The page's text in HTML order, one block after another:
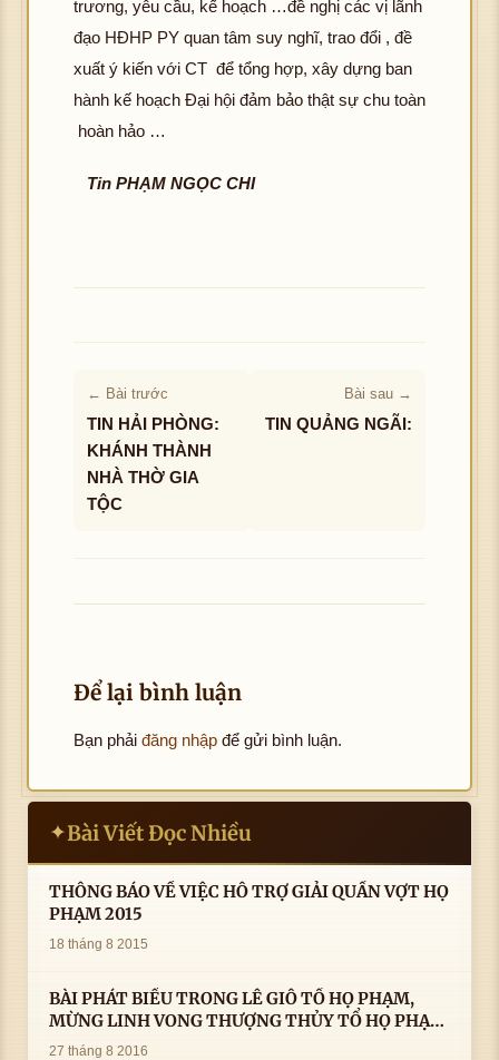
trương, yêu cầu, kế hoạch …đề nghị các vị lãnh
đạo HĐHP PY quan tâm suy nghĩ, trao đổi , đề
xuất ý kiến với CT để tổng hợp, xây dựng ban
hành kế hoạch Đại hội đảm bảo thật sự chu toàn
hoàn hảo …
Tin PHẠM NGỌC CHI
← Bài trước
TIN HẢI PHÒNG:
KHÁNH THÀNH
NHÀ THỜ GIA
TỘC
Bài sau →
TIN QUẢNG NGÃI:
Để lại bình luận
Bạn phải đăng nhập để gửi bình luận.
✦Bài Viết Đọc Nhiều
THÔNG BÁO VỀ VIỆC HỖ TRỢ GIẢI QUẦN VỢT HỌ
PHẠM 2015
18 tháng 8 2015
BÀI PHÁT BIỂU TRONG LÊ GIỖ TỔ HỌ PHẠM,
MỪNG LINH VONG THƯỢNG THỦY TỔ HỌ PHẠM
AN VỊ TAI CÀ MAU- ( 22/8/2016) CỦA LS.TS.NV.
27 tháng 8 2016